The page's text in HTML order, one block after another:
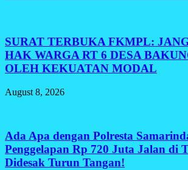
SURAT TERBUKA FKMPL:
HAK WARGA RT 6 DESA
OLEH KEKUATAN MODAL
August 8, 2026
Ada Apa dengan Polresta
Penggelapan Rp 720 Juta Jalan di
Didesak Turun Tangan!